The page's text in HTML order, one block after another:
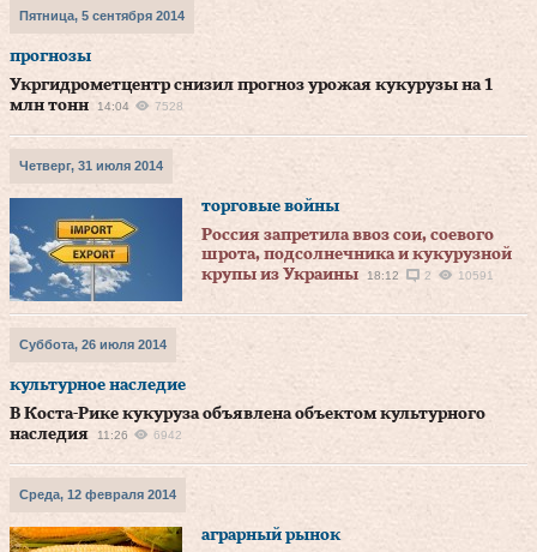
Пятница, 5 сентября 2014
прогнозы
Укргидрометцентр снизил прогноз урожая кукурузы на 1
млн тонн
14:04 7528
Четверг, 31 июля 2014
торговые войны
Россия запретила ввоз сои, соевого
шрота, подсолнечника и кукурузной
крупы из Украины
18:12 2 10591
Суббота, 26 июля 2014
культурное наследие
В Коста-Рике кукуруза объявлена объектом культурного
наследия
11:26 6942
Среда, 12 февраля 2014
аграрный рынок